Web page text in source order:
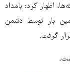
اظهار کرد: بامداد
بار توسط دشمن
گرفت.